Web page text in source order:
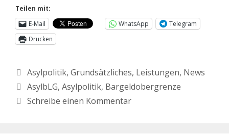
Teilen mit:
E-Mail
WhatsApp
Telegram
Drucken
Asylpolitik, Grundsätzliches, Leistungen, News
AsylbLG, Asylpolitik, Bargeldobergrenze
Schreibe einen Kommentar